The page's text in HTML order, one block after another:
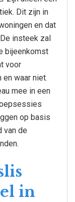
Dit zijn in
en dat
insteek zal
bijeenkomst
voor
waar niet.
mee in een
op basis
van de
in